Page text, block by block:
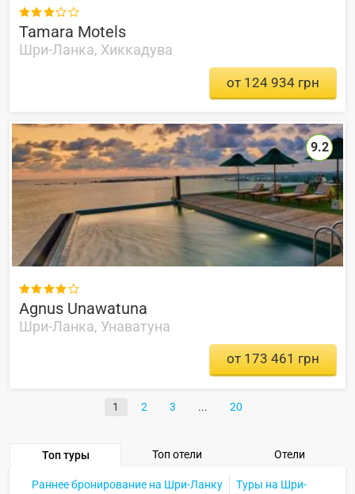

Tamara Motels
Шри-Ланка, Хиккадува
от 124 934 грн

Agnus Unawatuna
Шри-Ланка, Унаватуна
9.2
от 173 461 грн
1 2 3 20
Топ туры Топ отели Отели
Раннее бронирование на Шри-Ланку
Туры на Шри-